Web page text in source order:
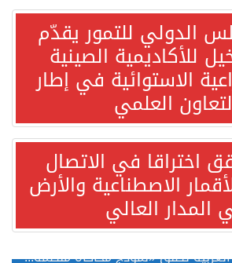
الدولي للتمور يقدّم
للأكاديمية الصينية
الاستوائية في إطار
العلمي
اختراقا في الاتصال
الاصطناعية والأرض
المدار العالي